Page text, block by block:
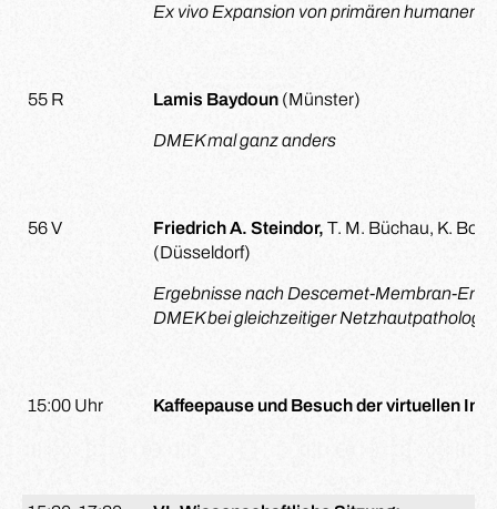
Ex vivo Expansion von primären humanen
55 R Lamis Baydoun (Münster)
DMEK mal ganz anders
56 V Friedrich A. Steindor, T. M. Büchau, K.
(Düsseldorf)
Ergebnisse nach Descemet-Membran-
DMEK bei gleichzeitiger Netzhautpathologie
15:00 Uhr Kaffeepause und Besuch der virtuellen